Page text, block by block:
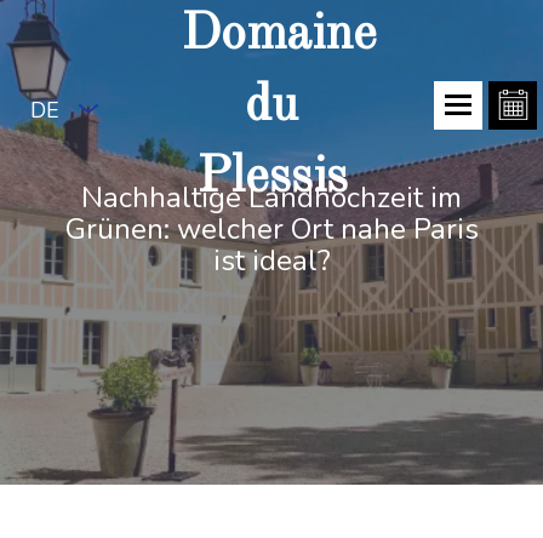
DE
Domaine
du
Plessis
Nachhaltige Landhochzeit im
Grünen: welcher Ort nahe Paris
ist ideal?